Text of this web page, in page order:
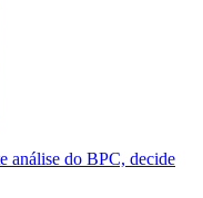
análise do BPC, decide